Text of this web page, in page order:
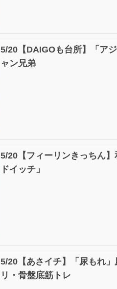
5/20【DAIGOも台所】「ア
ャン兄弟
5/20【フィーリンきっちん
ドイッチ」
5/20【あさイチ】「尿もれ
リ・骨盤底筋トレ